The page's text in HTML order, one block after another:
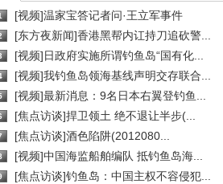
[视频]温家宝答记者问·王立军事件
[东方夜新闻]香港黑帮内讧持刀追砍警...
[视频]日政府实施所谓钓鱼岛“国有化...
[视频]我钓鱼岛领海基线声明交存联合...
[视频]最新消息：9名日本右翼登钓鱼...
[焦点访谈]捍卫领土 绝不退让半步(...
[焦点访谈]酒色陷阱(2012080...
[视频]中国海监船舶编队 抵钓鱼岛海...
[焦点访谈]钓鱼岛：中国主权不容侵犯...